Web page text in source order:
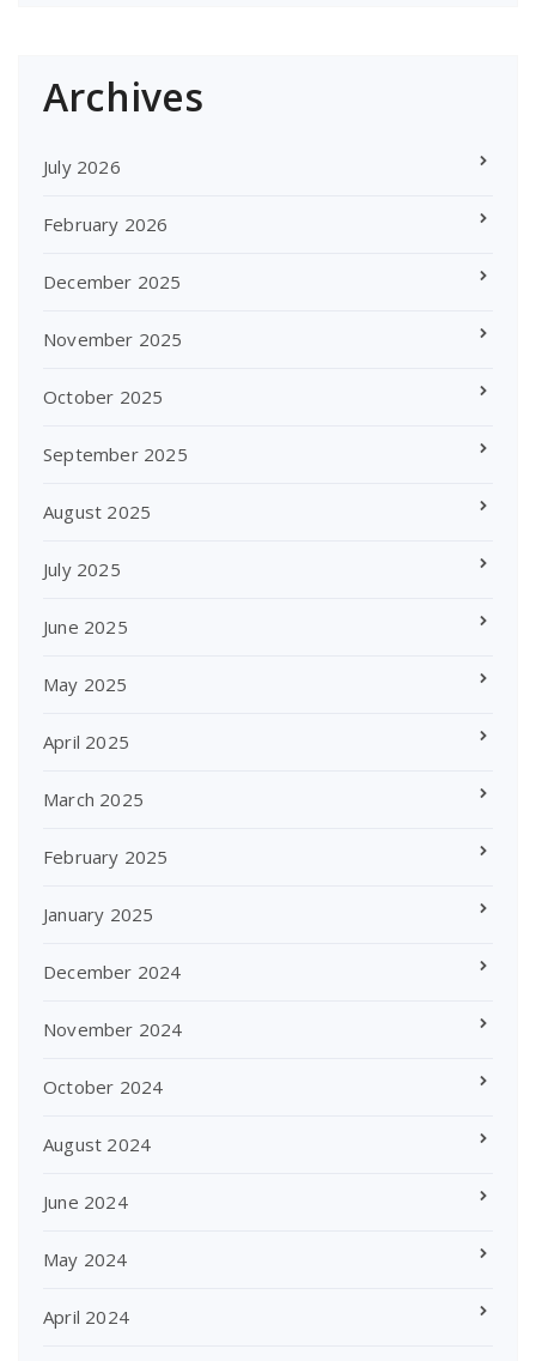
Archives
July 2026
February 2026
December 2025
November 2025
October 2025
September 2025
August 2025
July 2025
June 2025
May 2025
April 2025
March 2025
February 2025
January 2025
December 2024
November 2024
October 2024
August 2024
June 2024
May 2024
April 2024